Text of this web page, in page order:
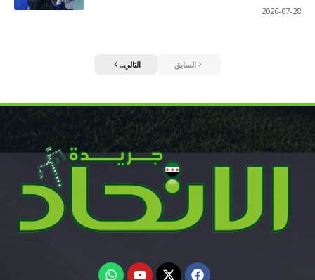
2026-07-28
السابق التالي..